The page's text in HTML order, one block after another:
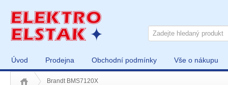
Úvod Prodejna Obchodní podmínky Vše o nákupu
Brandt BMS7120X